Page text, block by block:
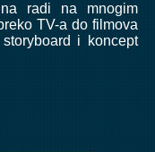
radi na mnogim
TV-a do filmova
i koncept